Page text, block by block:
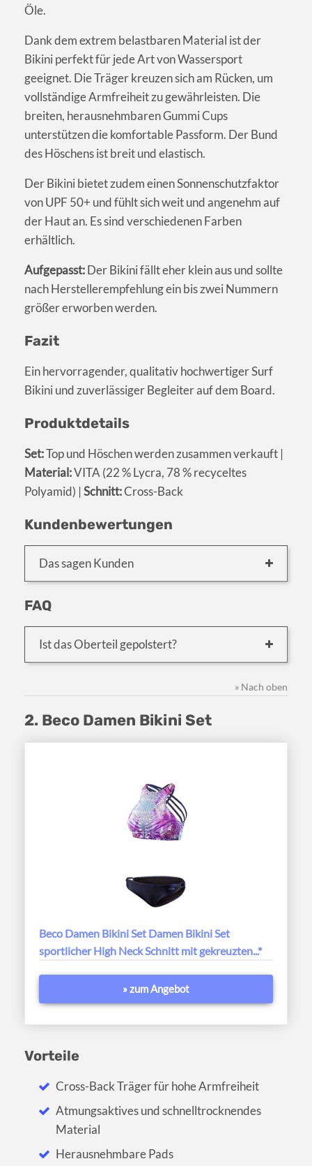
Öle.
Dank dem extrem belastbaren Material ist der
Bikini perfekt für jede Art von Wassersport
geeignet. Die Träger kreuzen sich am Rücken, um
vollständige Armfreiheit zu gewährleisten. Die
breiten, herausnehmbaren Gummi Cups
unterstützen die komfortable Passform. Der Bund
des Höschens ist breit und elastisch.
Der Bikini bietet zudem einen Sonnenschutzfaktor
von UPF 50+ und fühlt sich weit und angenehm auf
der Haut an. Es sind verschiedenen Farben
erhältlich.
Aufgepasst:Der Bikini fällt eher klein aus und sollte
nach Herstellerempfehlung ein bis zwei Nummern
größer erworben werden.
Fazit
Ein hervorragender, qualitativ hochwertiger Surf
Bikini und zuverlässiger Begleiter auf dem Board.
Produktdetails
Set:Top und Höschen werden zusammen verkauft |
Material:VITA (22 % Lycra, 78 % recyceltes
Polyamid) | Schnitt:Cross-Back
Kundenbewertungen
Das sagen Kunden
FAQ
Ist das Oberteil gepolstert?
» Nach oben
2. Beco Damen Bikini Set
Beco Damen Bikini Set Damen Bikini Set
sportlicher High Neck Schnitt mit gekreuzten...*
» zum Angebot
Vorteile
Cross-Back Träger für hohe Armfreiheit
Atmungsaktives und schnelltrocknendes
Material
Herausnehmbare Pads